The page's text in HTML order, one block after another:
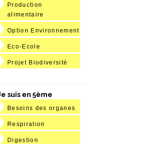
Production
alimentaire
Option Environnement
Eco-Ecole
Projet Biodiversité
suis en 5ème
Besoins des organes
Respiration
Digestion